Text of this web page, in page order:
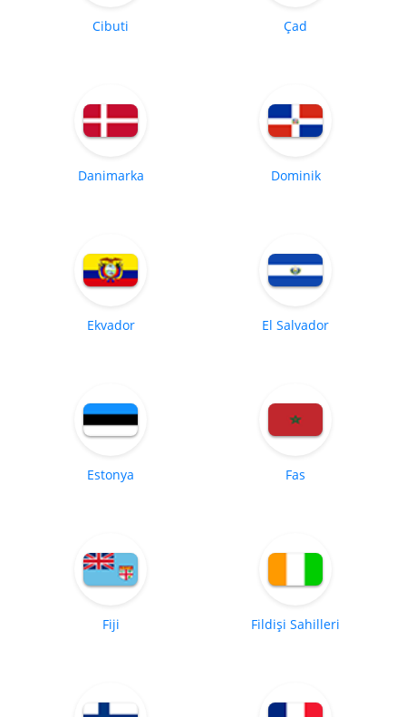
Cibuti Çad
Danimarka Dominik
Ekvador El Salvador
Estonya Fas
Fiji Fildişi Sahilleri